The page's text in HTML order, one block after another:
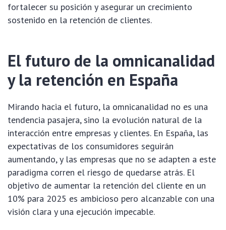
fortalecer su posición y asegurar un crecimiento
sostenido en la retención de clientes.
El futuro de la omnicanalidad
y la retención en España
Mirando hacia el futuro, la omnicanalidad no es una
tendencia pasajera, sino la evolución natural de la
interacción entre empresas y clientes. En España, las
expectativas de los consumidores seguirán
aumentando, y las empresas que no se adapten a este
paradigma corren el riesgo de quedarse atrás. El
objetivo de aumentar la retención del cliente en un
10% para 2025 es ambicioso pero alcanzable con una
visión clara y una ejecución impecable.